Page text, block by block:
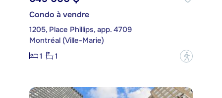
Condo à vendre
1205, Place Phillips, app. 4709
Montréal (Ville-Marie)
1
1 ?